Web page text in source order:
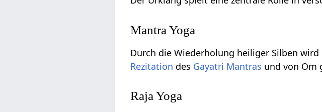
Mantra Yoga
Durch die Wiederholung heiliger Silben
Rezitation des Gayatri Mantras und von Om
Raja Yoga